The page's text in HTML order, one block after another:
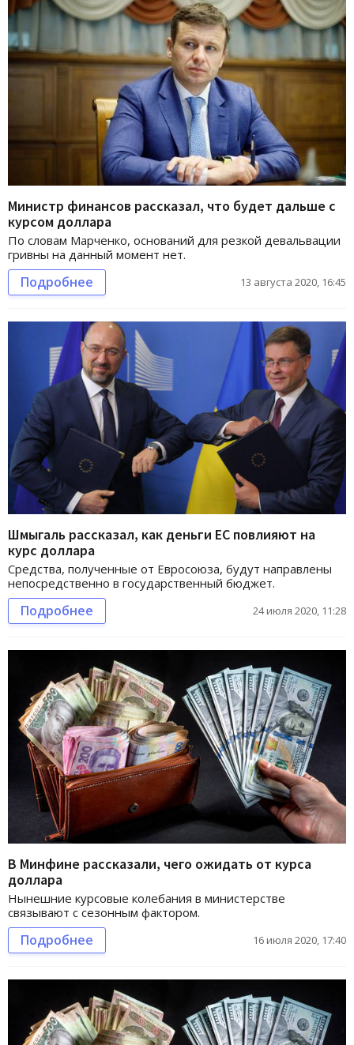
Министр финансов рассказал, что будет дальше с
курсом доллара
По словам Марченко, оснований для резкой девальвации
гривны на данный момент нет.
Подробнее 13 августа 2020, 16:45
Шмыгаль рассказал, как деньги ЕС повлияют на
курс доллара
Средства, полученные от Евросоюза, будут направлены
непосредственно в государственный бюджет.
Подробнее 24 июля 2020, 11:28
В Минфине рассказали, чего ожидать от курса
доллара
Нынешние курсовые колебания в министерстве
связывают с сезонным фактором.
Подробнее 16 июля 2020, 17:40